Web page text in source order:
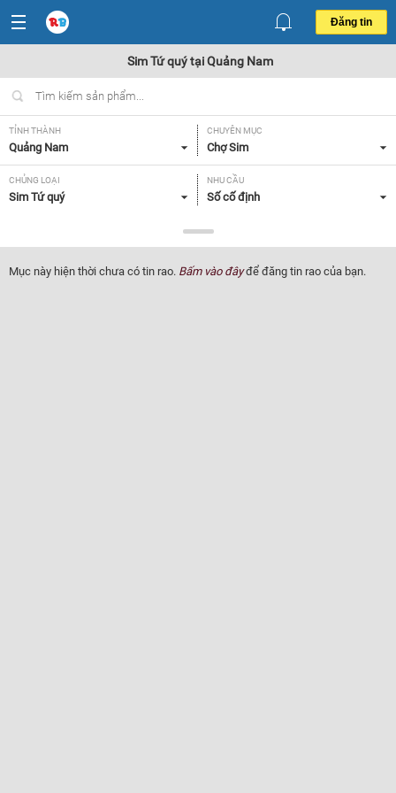
Đăng tin
Sim Tứ quý tại Quảng Nam
TỈNH THÀNH
Quảng Nam
CHUYÊN MỤC
Chợ Sim
CHỦNG LOẠI
Sim Tứ quý
NHU CẦU
Số cố định
Tất cả
Mục này hiện thời chưa có tin rao. Bấm vào đâyđể đăng tin rao của bạn.